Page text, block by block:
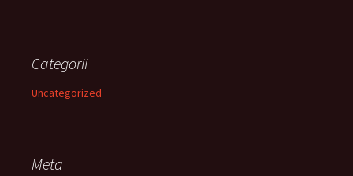
Categorii
Uncategorized
Meta